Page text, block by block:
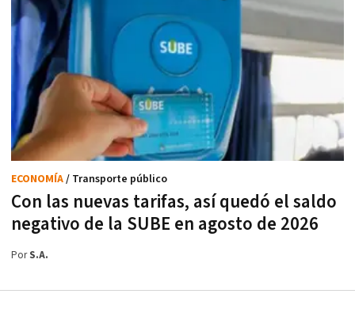
Con las nuevas tarifas, así quedó el saldo
negativo de la SUBE en agosto de 2026
ECONOMÍA/ Transporte público
PorS.A.